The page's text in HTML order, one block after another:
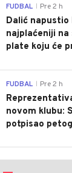
FUDBAL Pre 2 h
Dalić
najplaćeniji
plate koju će
FUDBAL Pre 2 h
novom klubu:
potpisao